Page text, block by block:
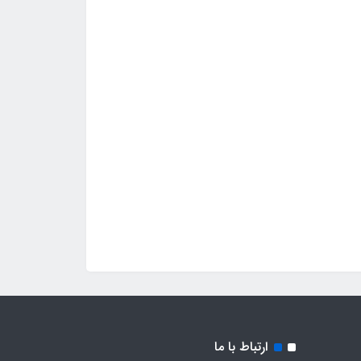
ارتباط با ما